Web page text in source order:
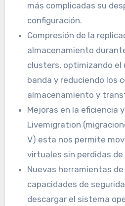
más complicadas su
configuración.
Compresión de la
almacenamiento
clusters, optimizando el
banda y reduciendo los
almacenamiento y
Mejoras en la eficiencia
Livemigration
V) esta nos permite
virtuales sin perdidas
Nuevas herramientas
capacidades de
descargar el sistema